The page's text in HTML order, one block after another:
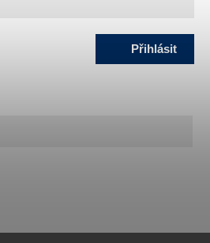
Přihlásit